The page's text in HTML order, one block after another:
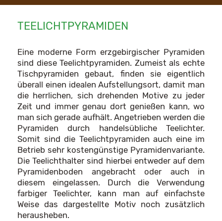
TEELICHTPYRAMIDEN
Eine moderne Form erzgebirgischer Pyramiden
sind diese Teelichtpyramiden. Zumeist als echte
Tischpyramiden gebaut, finden sie eigentlich
überall einen idealen Aufstellungsort, damit man
die herrlichen, sich drehenden Motive zu jeder
Zeit und immer genau dort genießen kann, wo
man sich gerade aufhält. Angetrieben werden die
Pyramiden durch handelsübliche Teelichter.
Somit sind die Teelichtpyramiden auch eine im
Betrieb sehr kostengünstige Pyramidenvariante.
Die Teelichthalter sind hierbei entweder auf dem
Pyramidenboden angebracht oder auch in
diesem eingelassen. Durch die Verwendung
farbiger Teelichter, kann man auf einfachste
Weise das dargestellte Motiv noch zusätzlich
herausheben.